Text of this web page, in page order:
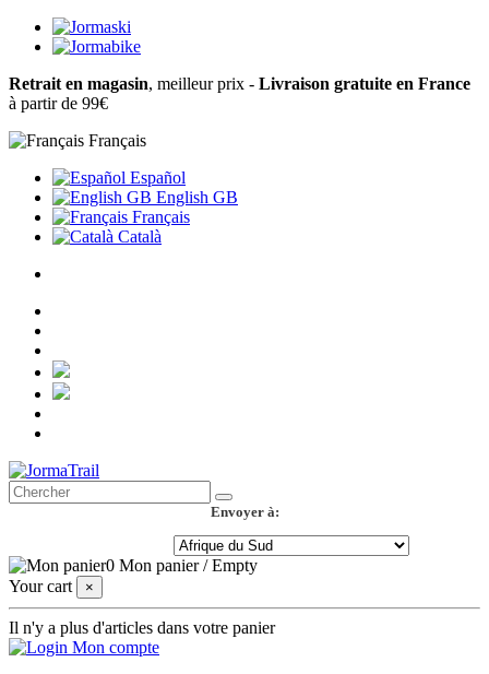
Retrait en magasin, meilleur prix - Livraison gratuite en France
à partir de 99€
Français
Español
English GB
Français
Català
Envoyer à:
0 Mon panier /Empty
Your cart
×
Il n'y a plus d'articles dans votre panier
Mon compte